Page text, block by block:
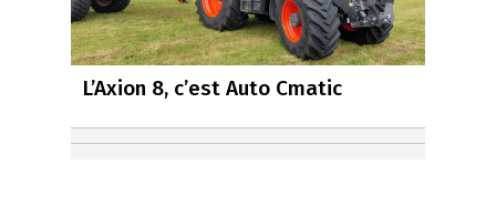
L’Axion 8, c’est Auto Cmatic